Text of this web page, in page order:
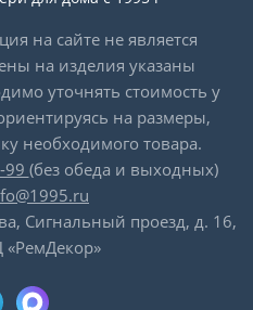
на сайте не является
на изделия указаны
уточнять стоимость у
на размеры,
необходимого товара.
99 (без обеда и выходных)
Сигнальный проезд, д. 16,
«РемДекор»